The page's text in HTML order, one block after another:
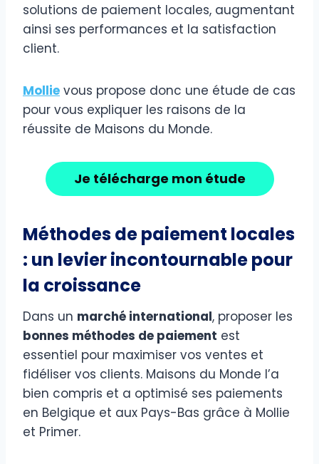
solutions de paiement locales, augmentant
ainsi ses performances et la satisfaction
client.
Mollie vous propose donc une étude de cas
pour vous expliquer les raisons de la
réussite de Maisons du Monde.
Je télécharge mon étude
Méthodes de paiement locales
: un levier incontournable pour
la croissance
Dans un marché international, proposer les
bonnes méthodes de paiement est
essentiel pour maximiser vos ventes et
fidéliser vos clients. Maisons du Monde l’a
bien compris et a optimisé ses paiements
en Belgique et aux Pays-Bas grâce à Mollie
et Primer.